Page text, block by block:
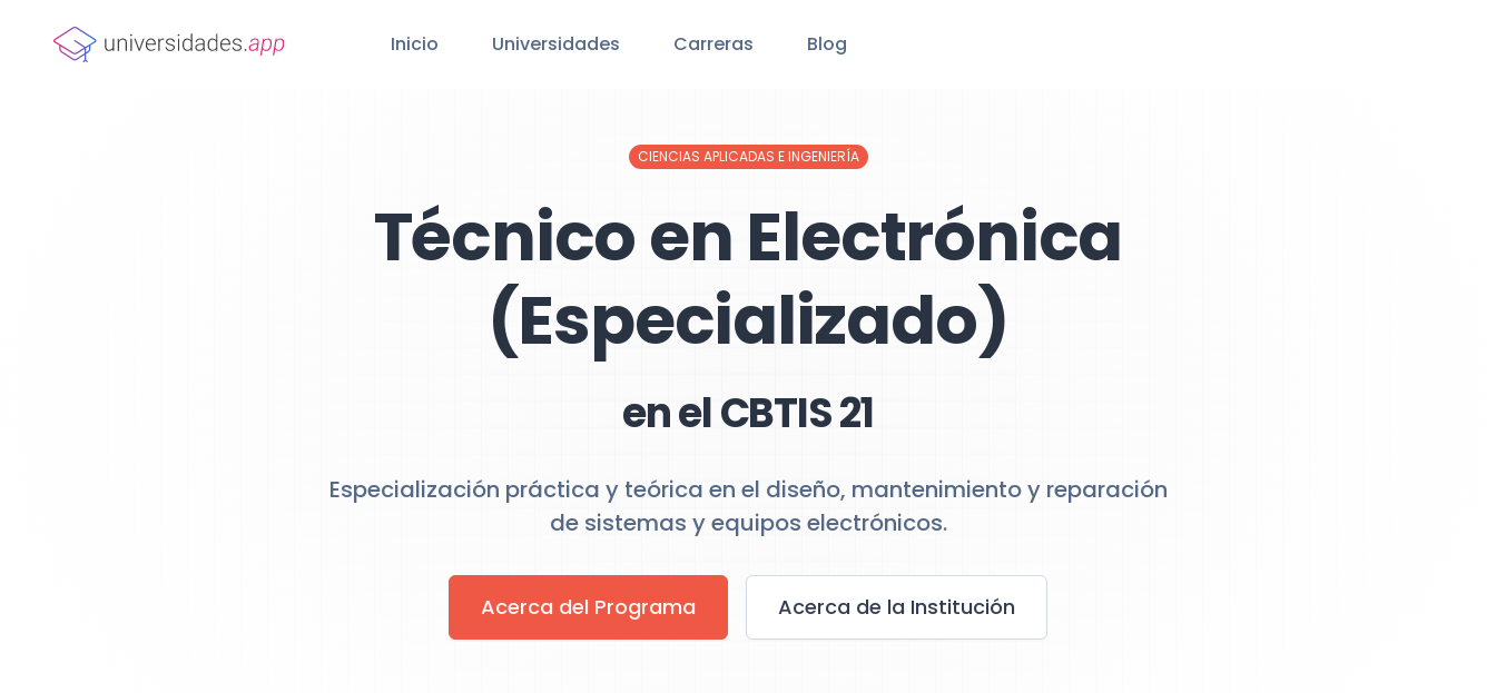
Inicio Universidades Carreras Blog
CIENCIAS APLICADAS E INGENIERÍA
Técnico en Electrónica
(Especializado)
en el CBTIS 21
Especialización práctica y teórica en el diseño, mantenimiento y reparación
de sistemas y equipos electrónicos.
Acerca del Programa Acerca de la Institución